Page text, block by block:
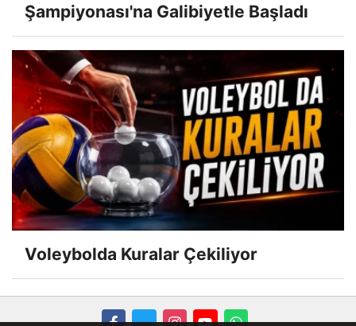
Şampiyonası'na Galibiyetle Başladı
Voleybolda Kuralar Çekiliyor